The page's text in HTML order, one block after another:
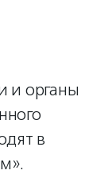
и органы
в